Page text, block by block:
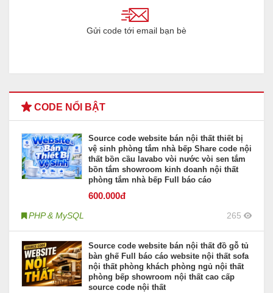
Gửi code tới email bạn bè
CODE NỔI BẬT
Source code website bán nội thất thiết bị
vệ sinh phòng tắm nhà bếp Share code nội
thất bồn cầu lavabo vòi nước vòi sen tắm
bồn tắm showroom kinh doanh nội thất
phòng tắm nhà bếp Full báo cáo
600.000đ
PHP & MySQL 265
Source code website bán nội thất đồ gỗ tủ
bàn ghế Full báo cáo website nội thất sofa
nội thất phòng khách phòng ngủ nội thất
phòng bếp showroom nội thất cao cấp
source code nội thất